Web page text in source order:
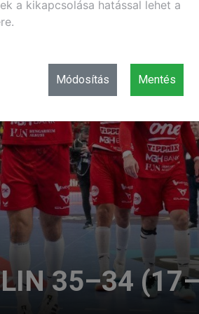
35–34
a kikapcsolása hatással lehet a
Módosítás Mentés